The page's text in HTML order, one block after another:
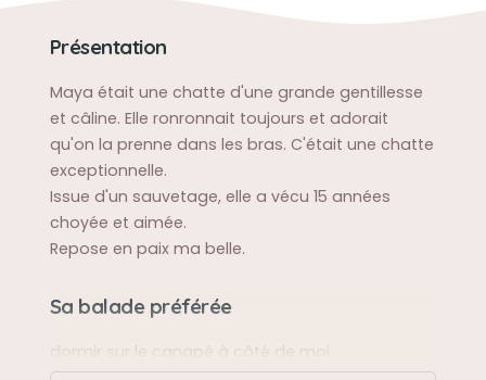
Présentation
Maya était une chatte d'une grande gentillesse
et câline. Elle ronronnait toujours et adorait
qu'on la prenne dans les bras. C'était une chatte
exceptionnelle.
Issue d'un sauvetage, elle a vécu 15 années
choyée et aimée.
Repose en paix ma belle.
Sa balade préférée
dormir sur le canapé à côté de moi.